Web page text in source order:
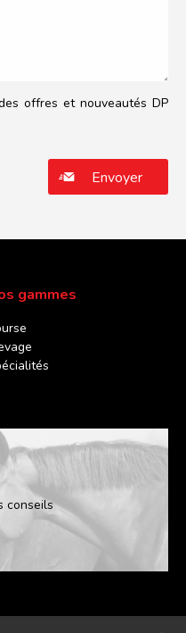
offres et nouveautés DP
gammes
conseils